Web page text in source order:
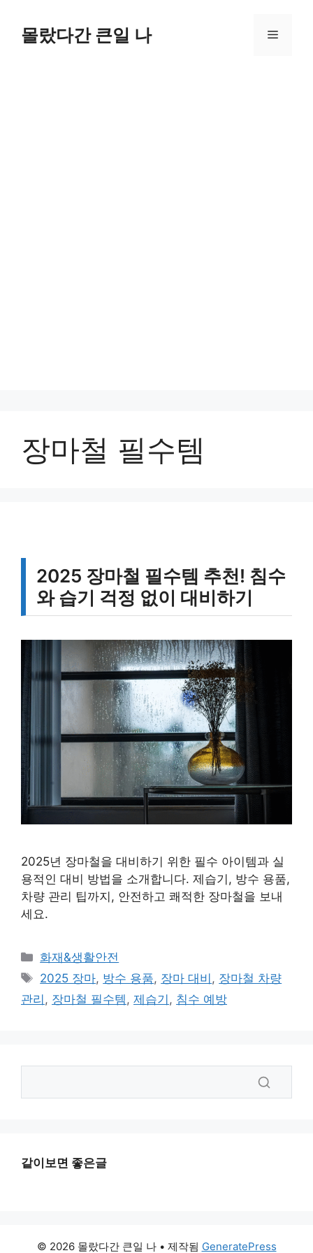
몰랐다간 큰일 나 메
장마철 필수템
2025 장마철 필수템 추천! 침수
와 습기 걱정 없이 대비하기
2025년 장마철을 대비하기 위한 필수 아이템과 실
용적인 대비 방법을 소개합니다. 제습기, 방수 용품,
차량 관리 팁까지, 안전하고 쾌적한 장마철을 보내
세요.
카
테
리
화재&생활안전
태
그
2025 장마, 방수 용품, 장마 대비 , 장마철 차량
관리 , 장마철 필수템, 제습기 , 침수 예방
같이보면 좋은글
© 2026 몰랐다간 큰일 나• 제작됨 GeneratePress